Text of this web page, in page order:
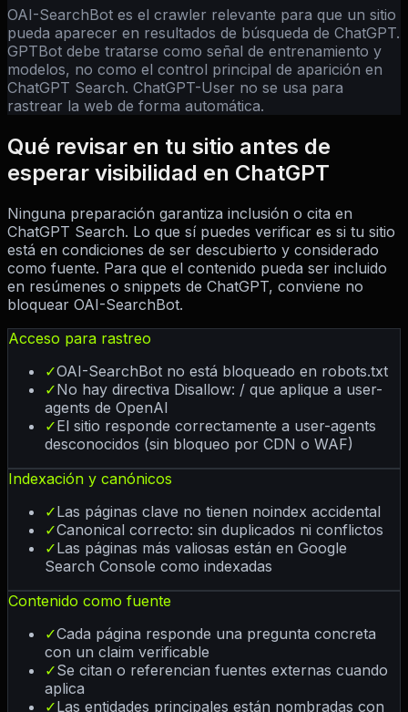
OAI-SearchBot es el crawler relevante para que un sitio
pueda aparecer en resultados de búsqueda de ChatGPT.
GPTBot debe tratarse como señal de entrenamiento y
modelos, no como el control principal de aparición en
ChatGPT Search. ChatGPT-User no se usa para
rastrear la web de forma automática.
Qué revisar en tu sitio antes de
esperar visibilidad en ChatGPT
Ninguna preparación garantiza inclusión o cita en
ChatGPT Search. Lo que sí puedes verificar es si tu sitio
está en condiciones de ser descubierto y considerado
como fuente. Para que el contenido pueda ser incluido
en resúmenes o snippets de ChatGPT, conviene no
bloquear OAI-SearchBot.
Acceso para rastreo
✓OAI-SearchBot no está bloqueado en robots.txt
✓No hay directiva Disallow: / que aplique a user-
agents de OpenAI
✓El sitio responde correctamente a user-agents
desconocidos (sin bloqueo por CDN o WAF)
Indexación y canónicos
✓Las páginas clave no tienen noindex accidental
✓Canonical correcto: sin duplicados ni conflictos
✓Las páginas más valiosas están en Google
Search Console como indexadas
Contenido como fuente
✓Cada página responde una pregunta concreta
con un claim verificable
✓Se citan o referencian fuentes externas cuando
aplica
✓Las entidades principales están nombradas con